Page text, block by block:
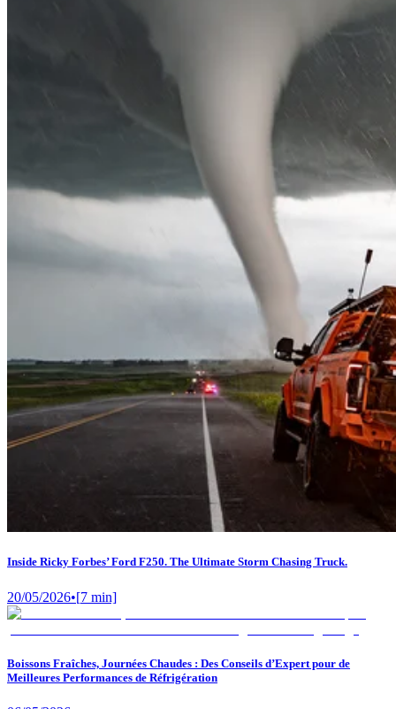
Inside Ricky Forbes’ Ford F250. The Ultimate Storm Chasing Truck.
20/05/2026•[7 min]
Boissons Fraîches, Journées Chaudes : Des Conseils d’Expert pour de
Meilleures Performances de Réfrigération